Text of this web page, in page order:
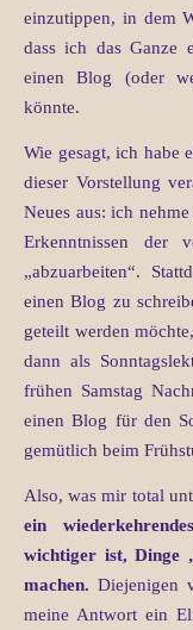
einzutippen, in dem
dass ich das Ganze
einen Blog (oder
könnte.
Wie gesagt, ich habe
dieser Vorstellung
Neues aus: ich
Erkenntnissen der
„abzuarbeiten“.
einen Blog zu
geteilt werden
dann als
frühen Samstag
einen Blog für den
gemütlich beim
Also, was mir total
ein
wichtiger ist, Dinge
machen. Diejenigen
meine Antwort ein